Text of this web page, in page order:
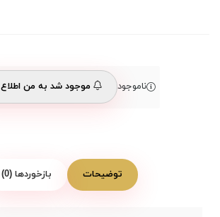
ناموجود موجود شد به من اطلاع
توضیحات بازخوردها (0)